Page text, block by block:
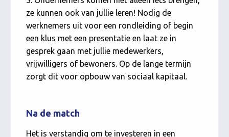
ze kunnen ook van jullie leren! Nodig de
werknemers uit voor een rondleiding of begin
een klus met een presentatie en laat ze in
gesprek gaan met jullie medewerkers,
vrijwilligers of bewoners. Op de lange termijn
zorgt dit voor opbouw van sociaal kapitaal.
Na de match
Het is verstandig om te investeren in een